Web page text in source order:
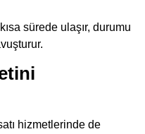
sürede ulaşır, durumu
hizmetlerinde de